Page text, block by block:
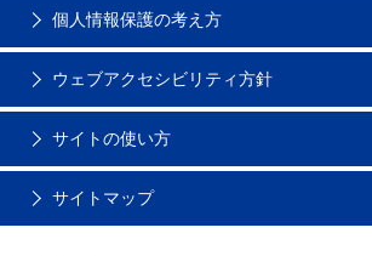
個人情報保護の考え方
ウェブアクセシビリティ方針
サイトの使い方
サイトマップ